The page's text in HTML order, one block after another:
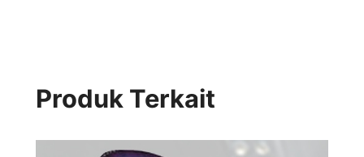
Produk Terkait